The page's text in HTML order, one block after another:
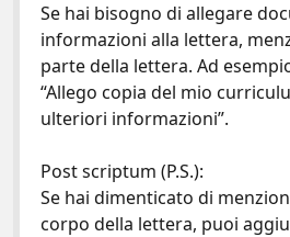
Se hai bisogno di allegare
informazioni alla lettera,
parte della lettera. Ad
“Allego copia del mio
ulteriori informazioni”.
Post scriptum (P.S.):
Se hai dimenticato di
corpo della lettera, puoi